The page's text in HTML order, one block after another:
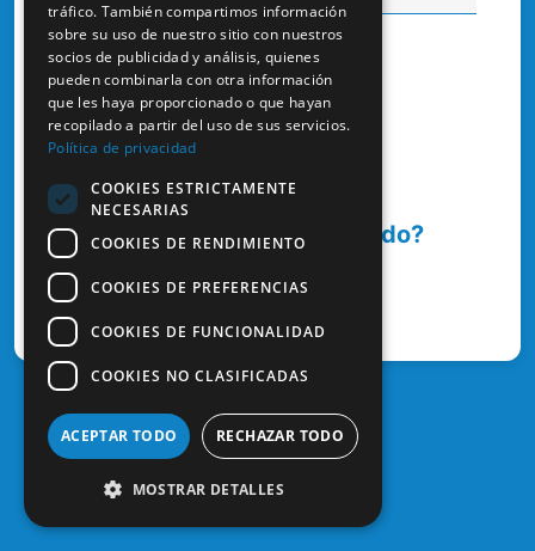
¿Has olvidado tu contraseña?
Entrar
¿Aún no te has registrado?
¿Cómo registrarse?
tráfico. También compartimos información
sobre su uso de nuestro sitio con nuestros
socios de publicidad y análisis, quienes
pueden combinarla con otra información
que les haya proporcionado o que hayan
recopilado a partir del uso de sus servicios.
Política de privacidad
COOKIES ESTRICTAMENTE
NECESARIAS
COOKIES DE RENDIMIENTO
COOKIES DE PREFERENCIAS
COOKIES DE FUNCIONALIDAD
COOKIES NO CLASIFICADAS
ACEPTAR TODO RECHAZAR TODO
MOSTRAR DETALLES